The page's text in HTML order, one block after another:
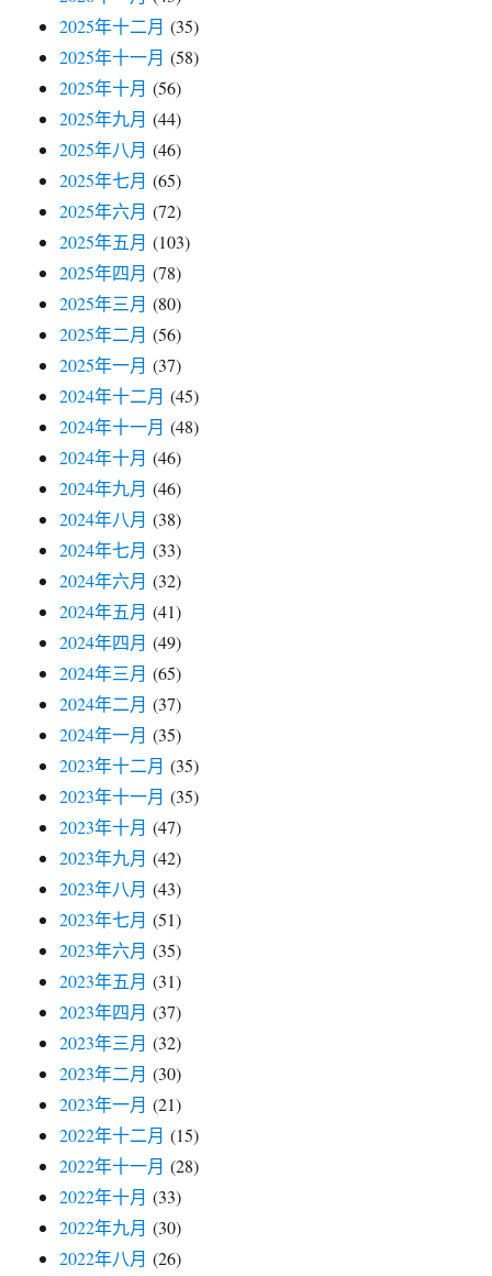
2025年十二月 (35)
2025年十一月 (58)
2025年十月 (56)
2025年九月 (44)
2025年八月 (46)
2025年七月 (65)
2025年六月 (72)
2025年五月 (103)
2025年四月 (78)
2025年三月 (80)
2025年二月 (56)
2025年一月 (37)
2024年十二月 (45)
2024年十一月 (48)
2024年十月 (46)
2024年九月 (46)
2024年八月 (38)
2024年七月 (33)
2024年六月 (32)
2024年五月 (41)
2024年四月 (49)
2024年三月 (65)
2024年二月 (37)
2024年一月 (35)
2023年十二月 (35)
2023年十一月 (35)
2023年十月 (47)
2023年九月 (42)
2023年八月 (43)
2023年七月 (51)
2023年六月 (35)
2023年五月 (31)
2023年四月 (37)
2023年三月 (32)
2023年二月 (30)
2023年一月 (21)
2022年十二月 (15)
2022年十一月 (28)
2022年十月 (33)
2022年九月 (30)
2022年八月 (26)